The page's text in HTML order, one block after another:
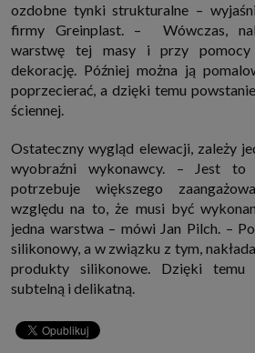
ozdobne tynki strukturalne –
firmy Greinplast. – Wówczas,
warstwę tej masy i przy pomocy
dekorację. Później można ją
poprzecierać, a dzięki temu
ściennej.
Ostateczny wygląd elewacji, zależy
wyobraźni wykonawcy. – Jest
potrzebuje większego
względu na to, że musi być
jedna warstwa – mówi Jan Pilch. –
silikonowy, a w związku z tym,
produkty silikonowe. Dzięki temu
subtelną i delikatną.